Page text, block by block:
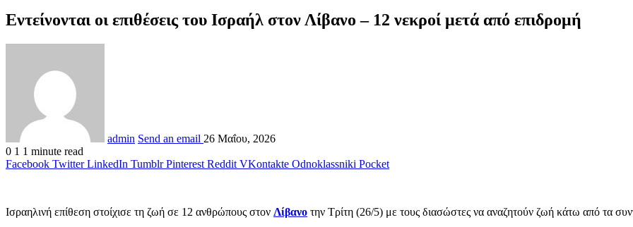
Εντείνονται οι επιθέσεις του Ισραήλ στον Λίβανο – 12 νεκροί μετά από επιδρομή
admin Send an email 26 Μαΐου, 2026
0 1 1 minute read
Facebook Twitter LinkedIn Tumblr Pinterest Reddit VKontakte Odnoklassniki Pocket
Ισραηλινή επίθεση στοίχισε τη ζωή σε 12 ανθρώπους στον Λίβανο την Τρίτη (26/5) με τους διασώστες να αναζητούν ζωή κάτω από τα